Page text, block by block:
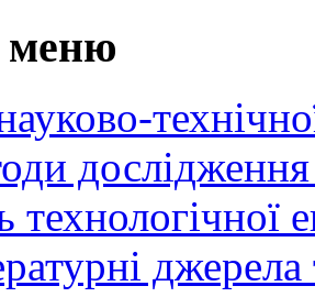
меню
технологічної
джерела